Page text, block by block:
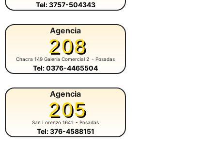
Tel: 3757-504343
Agencia
208
Chacra 149 Galería Comercial 2 - Posadas
Tel: 0376-4465504
Agencia
205
San Lorenzo 1641 - Posadas
Tel: 376-4588151